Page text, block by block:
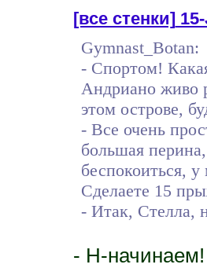
[все стенки]15-
Gymnast_Botan:
- Спортом!
Андриано живо
этом острове,
- Все очень
большая
беспокоиться,
Сделаете 15
- Итак, Стелла,
- Н-начинаем!